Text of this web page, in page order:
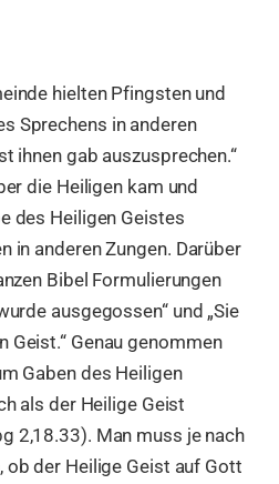
hielten Pfingsten und
Sprechens in anderen
ihnen gab auszusprechen.“
die Heiligen kam und
des Heiligen Geistes
in anderen Zungen. Darüber
Bibel Formulierungen
ausgegossen“ und „Sie
Geist.“ Genau genommen
Gaben des Heiligen
als der Heilige Geist
2,18.33). Man muss je nach
ob der Heilige Geist auf Gott